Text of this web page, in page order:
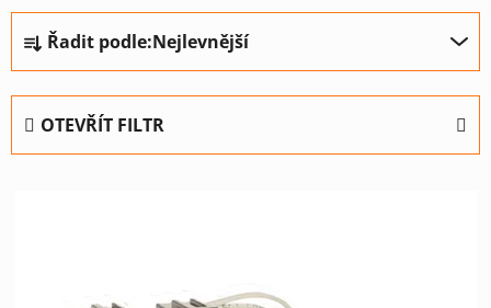
Ř
a
z
n
í
Řadit podle:Nejlevnější
OTEVŘÍT FILTR